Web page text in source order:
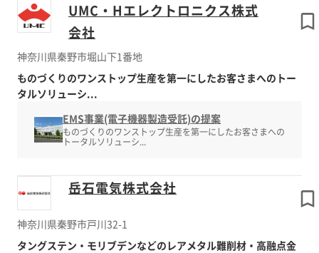
UMC・Hエレクトロニクス株式
会社
神奈川県秦野市堀山下1番地
ものづくりのワンストップ生産を第一にしたお客さまへのトー
タルソリューシ...
EMS事業(電子機器製造受託)の提案
ものづくりのワンストップ生産を第一にしたお客さまへの
トータルソリューシ...
岳石電気株式会社
神奈川県秦野市戸川32-1
タングステン・モリブデンなどのレアメタル難削材・高融点金